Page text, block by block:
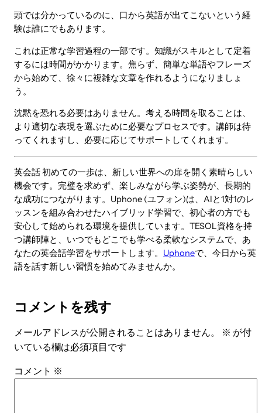
頭では分かっているのに、口から英語が出てこないという経
験は誰にでもあります。
これは正常な学習過程の一部です。知識がスキルとして定着
するには時間がかかります。焦らず、簡単な単語やフレーズ
から始めて、徐々に複雑な文章を作れるようになりましょ
う。
沈黙を恐れる必要はありません。考える時間を取ることは、
より適切な表現を選ぶために必要なプロセスです。講師は待
ってくれますし、必要に応じてサポートしてくれます。
英会話 初めての一歩は、新しい世界への扉を開く素晴らしい
機会です。完璧を求めず、楽しみながら学ぶ姿勢が、長期的
な成功につながります。Uphone (ユフォン)は、AIと1対1のレ
ッスンを組み合わせたハイブリッド学習で、初心者の方でも
安心して始められる環境を提供しています。TESOL資格を持
つ講師陣と、いつでもどこでも学べる柔軟なシステムで、あ
なたの英会話学習をサポートします。 Uphoneで、今日から英
語を話す新しい習慣を始めてみませんか。
コメントを残す
メールアドレスが公開されることはありません。 ※ が付
いている欄は必須項目です
コメント ※